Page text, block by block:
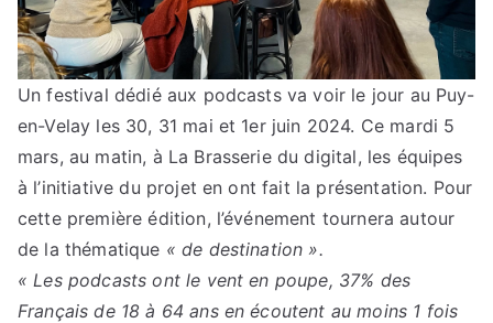
Un festival dédié aux podcasts va voir le jour au Puy-
en-Velay les 30, 31 mai et 1er juin 2024. Ce mardi 5
mars, au matin, à La Brasserie du digital, les équipes
à l’initiative du projet en ont fait la présentation. Pour
cette première édition, l’événement tournera autour
de la thématique « de destination ».
« Les podcasts ont le vent en poupe, 37% des
Français de 18 à 64 ans en écoutent au moins 1 fois